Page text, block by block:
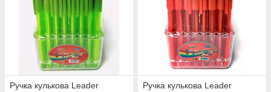
Ручка кулькова Leader
Ручка кулькова Leader